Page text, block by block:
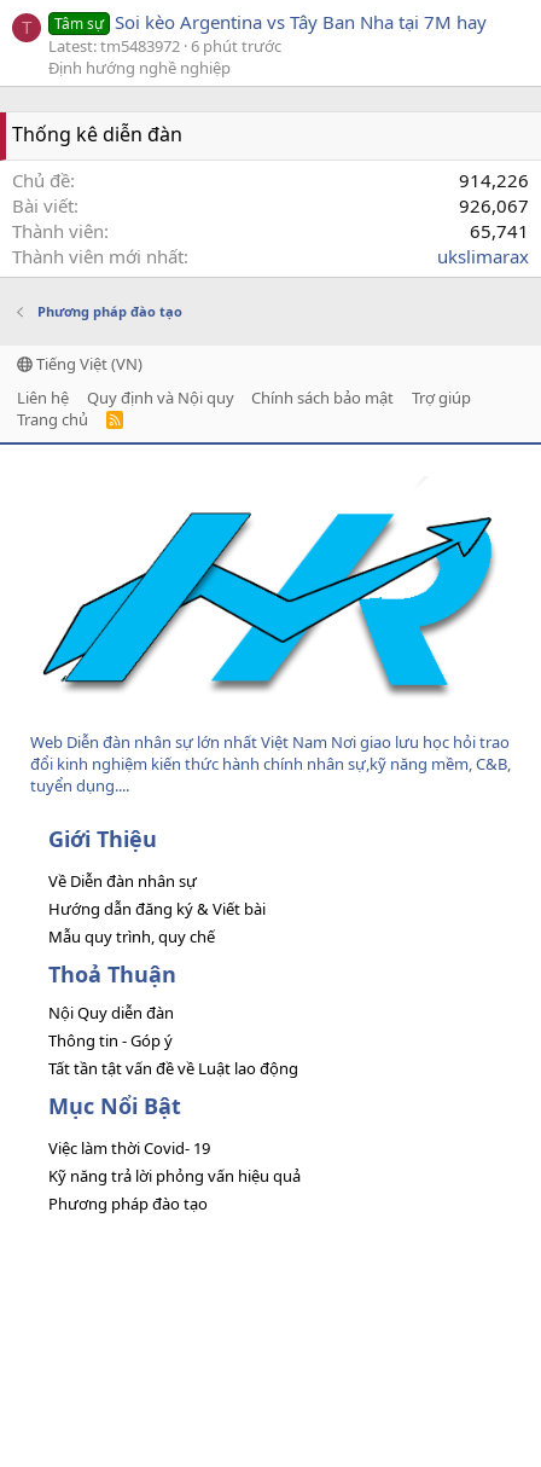
T Tâm sự Soi kèo Argentina vs Tây Ban Nha tại 7M hay
Latest: tm5483972 6 phút trước
Định hướng nghề nghiệp
Thống kê diễn đàn
Chủ đề
914,226
Bài viết
926,067
Thành viên
65,741
Thành viên mới nhất
ukslimarax
Phương pháp đào tạo
Tiếng Việt (VN)
Liên hệ
Quy định và Nội quy Chính sách bảo mật
Trợ giúp
Trang chủ
R
Web Diễn đàn nhân sự lớn nhất Việt Nam Nơi giao lưu học hỏi trao
đổi kinh nghiệm kiến thức hành chính nhân sự,kỹ năng mềm, C&B,
tuyển dụng....
Giới Thiệu
Về Diễn đàn nhân sự
Hướng dẫn đăng ký & Viết bài
Mẫu quy trình, quy chế
Thoả Thuận
Nội Quy diễn đàn
Thông tin - Góp ý
Tất tần tật vấn đề về Luật lao động
Mục Nổi Bật
Việc làm thời Covid- 19
Kỹ năng trả lời phỏng vấn hiệu quả
Phương pháp đào tạo